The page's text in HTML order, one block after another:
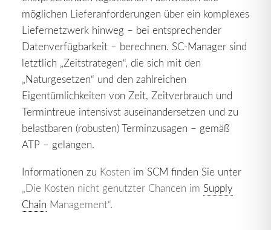
möglichen Lieferanforderungen über ein komplexes
Liefernetzwerk hinweg – bei entsprechender
Datenverfügbarkeit – berechnen. SC-Manager sind
letztlich „Zeitstrategen“, die sich mit den
„Naturgesetzen“ und den zahlreichen
Eigentümlichkeiten von Zeit, Zeitverbrauch und
Termintreue intensivst auseinandersetzen und zu
belastbaren (robusten) Terminzusagen – gemäß
ATP – gelangen.
Informationen zu Kosten im SCM finden Sie unter
„Die Kosten nicht genutzter Chancen im Supply
Chain Management“.